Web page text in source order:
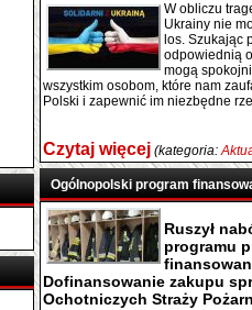
W obliczu
Ukrainy nie
los. Szukając
odpowiednią
mogą
wszystkim osobom, które nam
Polski i zapewnić im niezbędne
Czytaj więcej (kategoria:
Ogólnopolski program
Ruszył
programu
Dofinansowanie zakupu
Ochotniczych Straży